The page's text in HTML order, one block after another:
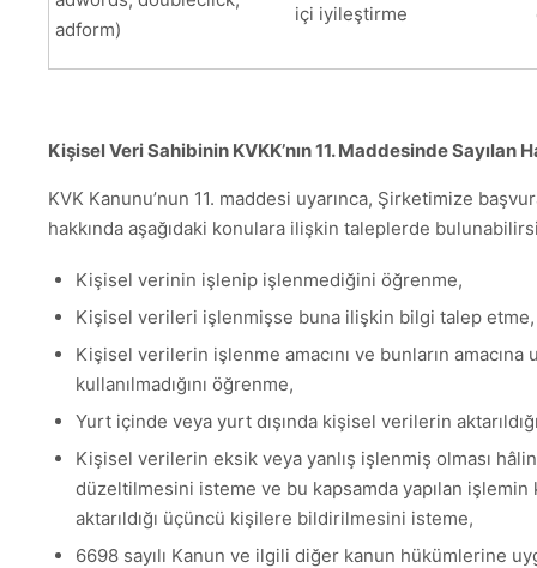
adform)
içi iyileştirme
Kişisel Veri Sahibinin KVKK’nın 11. Maddesinde Sayılan
KVK Kanunu’nun 11. maddesi uyarınca, Şirketimize
hakkında aşağıdaki konulara ilişkin taleplerde
Kişisel verinin işlenip işlenmediğini öğrenme,
Kişisel verileri işlenmişse buna ilişkin bilgi talep etme,
Kişisel verilerin işlenme amacını ve bunların amacına
kullanılmadığını öğrenme,
Yurt içinde veya yurt dışında kişisel verilerin
Kişisel verilerin eksik veya yanlış işlenmiş olması
düzeltilmesini isteme ve bu kapsamda yapılan
aktarıldığı üçüncü kişilere bildirilmesini isteme,
6698 sayılı Kanun ve ilgili diğer kanun hükümlerine